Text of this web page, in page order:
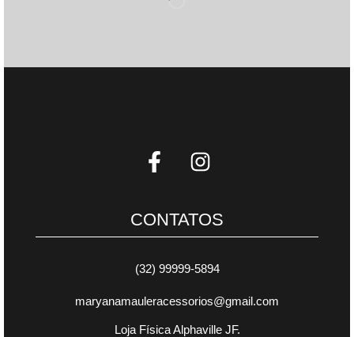
CONTATOS
(32) 99999-5894
maryanamauleracessorios@gmail.com
Loja Física Alphaville JF.